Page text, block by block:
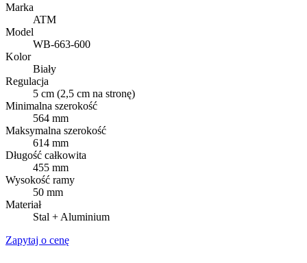
Marka
ATM
Model
WB-663-600
Kolor
Biały
Regulacja
5 cm (2,5 cm na stronę)
Minimalna szerokość
564 mm
Maksymalna szerokość
614 mm
Długość całkowita
455 mm
Wysokość ramy
50 mm
Materiał
Stal + Aluminium
Zapytaj o cenę